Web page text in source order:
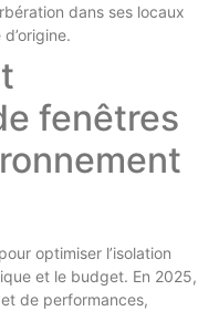
dans ses locaux
fenêtres
optimiser l’isolation
et le budget. En 2025,
de performances,